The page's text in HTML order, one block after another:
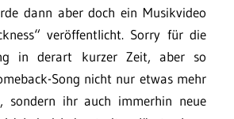
dann aber doch ein Musikvideo
veröffentlicht. Sorry für die
in derart kurzer Zeit, aber so
Song nicht nur etwas mehr
sondern ihr auch immerhin neue